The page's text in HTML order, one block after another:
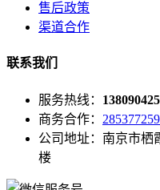
售后政策
渠道合作
联系我们
服务热线：
商务合作：
公司地址：南京市栖
楼